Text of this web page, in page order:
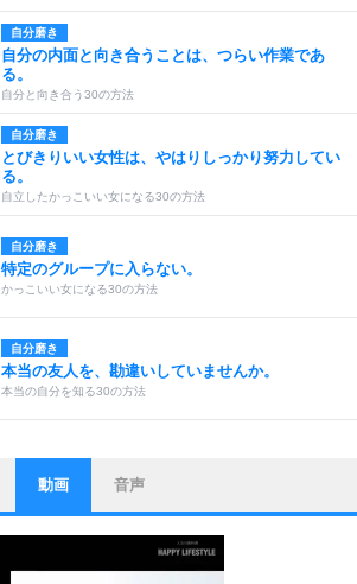
自分磨き
自分の内面と向き合うことは、つらい作業であ
る。
自分と向き合う30の方法
自分磨き
とびきりいい女性は、やはりしっかり努力してい
る。
自立したかっこいい女になる30の方法
自分磨き
特定のグループに入らない。
かっこいい女になる30の方法
自分磨き
本当の友人を、勘違いしていませんか。
本当の自分を知る30の方法
ストレス対策
他人と比べない。
いっそのこと、他人を見ない。
いらいらしない人になる30の方法
動画 音声